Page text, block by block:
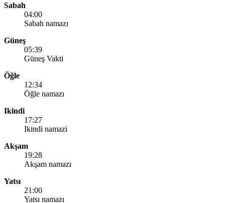
Sabah
04:00
Sabah namazı
Güneş
05:39
Güneş Vakti
Öğle
12:34
Öğle namazı
Ikindi
17:27
Ikindi namazi
Akşam
19:28
Akşam namazı
Yatsı
21:00
Yatsı namazı